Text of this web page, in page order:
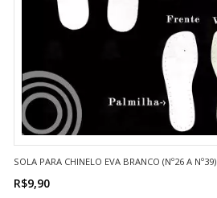
SOLA PARA CHINELO EVA BRANCO (Nº26 A Nº39)
R$9,90